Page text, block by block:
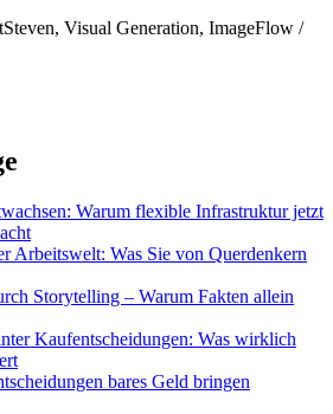
Visual Generation, ImageFlow /
Warum flexible Infrastruktur jetzt
Arbeitswelt: Was Sie von Querdenkern
Storytelling – Warum Fakten allein
Kaufentscheidungen: Was wirklich
bares Geld bringen